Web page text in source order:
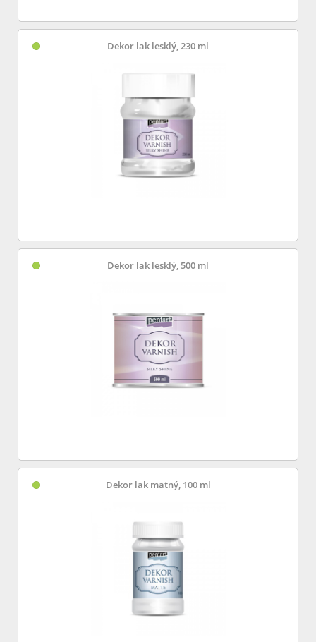
Dekor lak lesklý, 230 ml
Dekor lak lesklý, 500 ml
Dekor lak matný, 100 ml